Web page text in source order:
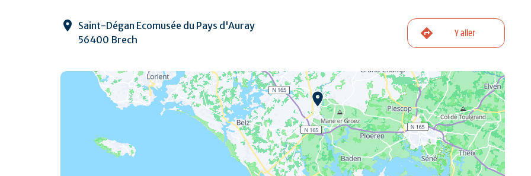
Saint-Dégan Ecomusée du Pays d'Auray
56400 Brech
Y aller